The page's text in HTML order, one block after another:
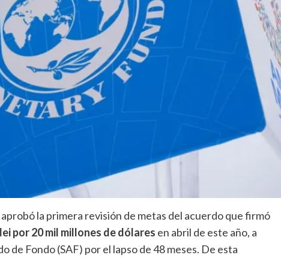
aprobó la primera revisión de metas del acuerdo que firmó
por 20 mil millones de dólares en abril de este año, a
de Fondo (SAF) por el lapso de 48 meses. De esta